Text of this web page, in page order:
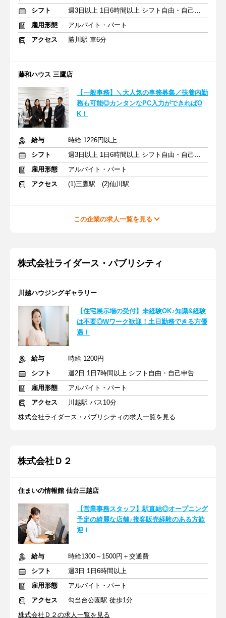
シフト
週3日以上 1日6時間以上 シフト自由・自己申告
雇用形態
アルバイト・パート
アクセス
勝川駅 車6分
藤和ハウス 三鷹店
【一般事務】＼大人気の事務募集／扶養内勤
務も可能◎カンタンなPC入力ができればO
K！
給与
時給 1226円以上
シフト
週3日以上 1日6時間以上 シフト自由・自己申告
雇用形態
アルバイト・パート
アクセス
(1)三鷹駅 (2)仙川駅
この企業の求人一覧を見る
株式会社ライダース・パブリシティ
川越ハウジングギャラリー
【住宅展示場の受付】未経験OK♪知識&経験
は不要◎Wワーク歓迎！土日勤務できる方優
遇！
給与
時給 1200円
シフト
週2日 1日7時間以上 シフト自由・自己申告
雇用形態
アルバイト・パート
アクセス
川越駅 バス10分
株式会社ライダース・パブリシティの求人一覧を見る
株式会社Ｄ２
住まいの情報館 仙台三越店
【営業事務スタッフ】駅直結◎オープニング
予定の綺麗な店舗♪接客販売経験のある方歓
迎！
給与
時給1300～1500円＋交通費
シフト
週3日 1日6時間以上
雇用形態
アルバイト・パート
アクセス
勾当台公園駅 徒歩1分
株式会社Ｄ２の求人一覧を見る